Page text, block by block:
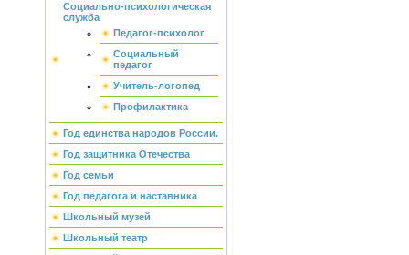
Социально-психологическая
служба
Педагог-психолог
Социальный
педагог
Учитель-логопед
Профилактика
Год единства народов России.
Год защитника Отечества
Год семьи
Год педагога и наставника
Школьный музей
Школьный театр